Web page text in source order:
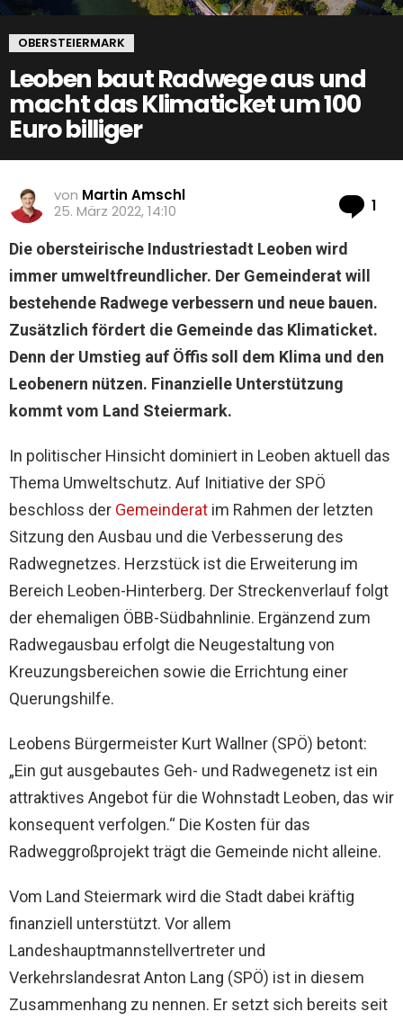
OBERSTEIERMARK
Leoben baut Radwege aus und
macht das Klimaticket um 100
Euro billiger
von Martin Amschl
25. März 2022, 14:10
1
Die obersteirische Industriestadt Leoben wird
immer umweltfreundlicher. Der Gemeinderat will
bestehende Radwege verbessern und neue bauen.
Zusätzlich fördert die Gemeinde das Klimaticket.
Denn der Umstieg auf Öffis soll dem Klima und den
Leobenern nützen. Finanzielle Unterstützung
kommt vom Land Steiermark.
In politischer Hinsicht dominiert in Leoben aktuell das
Thema Umweltschutz. Auf Initiative der SPÖ
beschloss der Gemeinderat im Rahmen der letzten
Sitzung den Ausbau und die Verbesserung des
Radwegnetzes. Herzstück ist die Erweiterung im
Bereich Leoben-Hinterberg. Der Streckenverlauf folgt
der ehemaligen ÖBB-Südbahnlinie. Ergänzend zum
Radwegausbau erfolgt die Neugestaltung von
Kreuzungsbereichen sowie die Errichtung einer
Querungshilfe.
Leobens Bürgermeister Kurt Wallner (SPÖ) betont:
„Ein gut ausgebautes Geh- und Radwegenetz ist ein
attraktives Angebot für die Wohnstadt Leoben, das wir
konsequent verfolgen.“ Die Kosten für das
Radweggroßprojekt trägt die Gemeinde nicht alleine.
Vom Land Steiermark wird die Stadt dabei kräftig
finanziell unterstützt. Vor allem
Landeshauptmannstellvertreter und
Verkehrslandesrat Anton Lang (SPÖ) ist in diesem
Zusammenhang zu nennen. Er setzt sich bereits seit